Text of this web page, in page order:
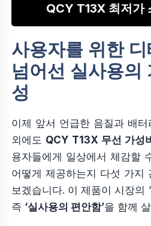
QCY T13X 최저가
사용자를 위한
넘어선 실사용의
성
이제 앞서 언급한 음질과 배
외에도 QCY T13X 무선 가성
용자들에게 일상에서 체감할
어떻게 제공하는지 다섯 가지
보겠습니다. 이 제품이 시장의
즉 ‘실사용의 편안함’을 함께